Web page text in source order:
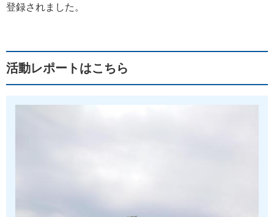
登録されました。
活動レポートはこちら